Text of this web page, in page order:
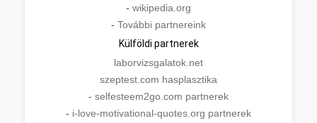
- wikipedia.org
- További partnereink
Külföldi partnerek
laborvizsgalatok.net
szeptest.com hasplasztika
- selfesteem2go.com partnerek
- i-love-motivational-quotes.org partnerek